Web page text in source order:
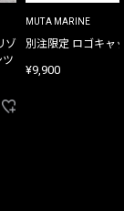
ゾ
ツ
MUTA MARINE
別注限定 ロゴキャ
¥9,900